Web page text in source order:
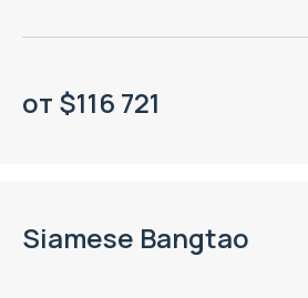
от $116 721
Siamese Bangtao